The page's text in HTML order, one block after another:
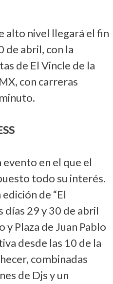
alto nivel llegará el fin
de abril, con la
de El Vincle de la
con carreras
evento en el que el
todo su interés.
de “El
días 29 y 30 de abril
Plaza de Juan Pablo
desde las 10 de la
combinadas
de Djs y un